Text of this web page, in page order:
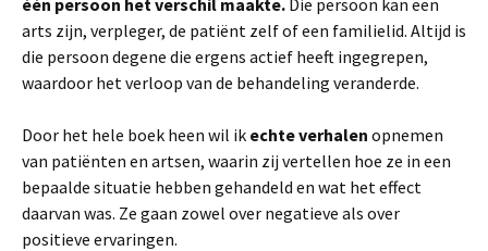
één persoon het verschil maakte. Die persoon kan een
arts zijn, verpleger, de patiënt zelf of een familielid. Altijd is
die persoon degene die ergens actief heeft ingegrepen,
waardoor het verloop van de behandeling veranderde.
Door het hele boek heen wil ik echte verhalen opnemen
van patiënten en artsen, waarin zij vertellen hoe ze in een
bepaalde situatie hebben gehandeld en wat het effect
daarvan was. Ze gaan zowel over negatieve als over
positieve ervaringen.